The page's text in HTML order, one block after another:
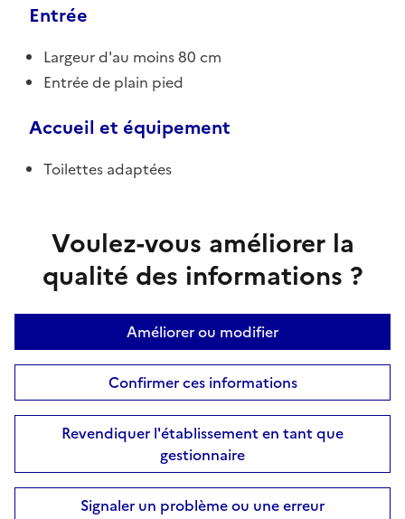
Entrée
Largeur d'au moins 80 cm
Entrée de plain pied
Accueil et équipement
Toilettes adaptées
Voulez-vous améliorer la
qualité des informations ?
Améliorer ou modifier
Confirmer ces informations
Revendiquer l'établissement en tant que
gestionnaire
Signaler un problème ou une erreur